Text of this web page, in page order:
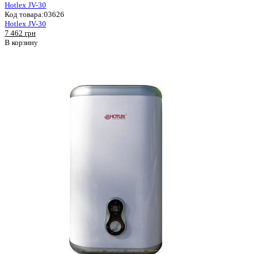
Hotlex JV-30
Код товара:03626
Hotlex JV-30
7 462 грн
В корзину